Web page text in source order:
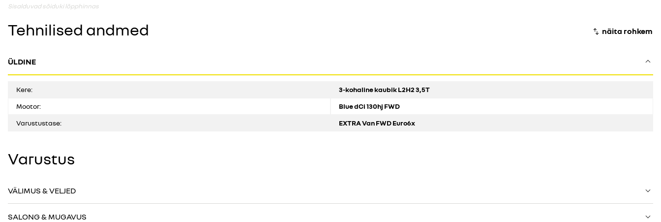
Sisalduvad sõiduki lõpphinnas
Tehnilised andmed
ÜLDINE
Kere:
3-kohaline kaubik L2H2 3,5T
Mootor:
Blue dCi 130hj FWD
Varustustase:
EXTRA Van FWD Euro6x
Varustus
VÄLIMUS & VELJED
SALONG & MUGAVUS